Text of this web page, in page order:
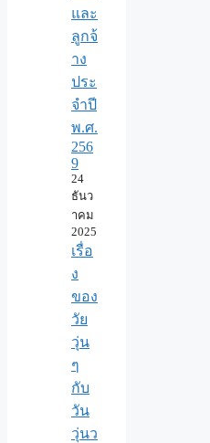
และ
ลูกจ้
าง
ประ
จำปี
พ.ศ.​
256
9
24
ธันว
าคม
2025
เรื่อ
ง
ของ
วัย
วุ่น
ๆ
กับ
วัน
วุ่นว